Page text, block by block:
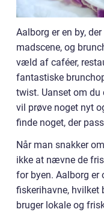
Aalborg er en by,
madscene, og
væld af caféer,
fantastiske
twist. Uanset om du
vil prøve noget nyt
finde noget, der
Når man snakker
ikke at nævne de
for byen. Aalborg er
fiskerihavne, hvilket
bruger lokale og